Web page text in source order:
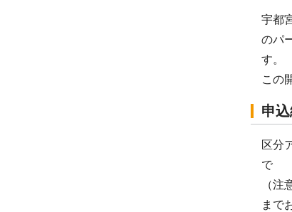
宇都
のパ
す。
この
申
区分
で
（
まで